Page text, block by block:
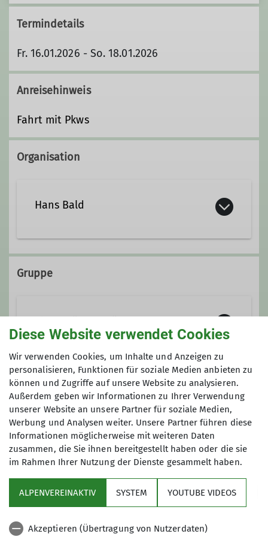
Termindetails
Fr. 16.01.2026 - So. 18.01.2026
Anreisehinweis
Fahrt mit Pkws
Organisation
Hans Bald
BaldHF@web.de
Wanderleiter*in
Gruppe
Flotte Fürther Füße
DieFlottenFürtherFüße.
Unsere DAV-Gruppe ist nun schon
über 10 Jahre alt und wir haben mehr
als 100 Mitglieder. Wir sind die Flotten
Fürther Füße, weil wir Kondition für
20-30 km in flottem Tempo, außerdem
gute Laune sowie Schuhe rund um
Kleidung haben und aus Fürth
kommen - die meisten zumindest.
Heimat- und Bergwanderungen von
Anmeldung
bei Tourenleiterin
Sektion
Programm
Diese Website verwendet Cookies
Wir verwenden Cookies, um Inhalte und Anzeigen zu
personalisieren, Funktionen für soziale Medien anbieten zu
können und Zugriffe auf unsere Website zu analysieren.
Außerdem geben wir Informationen zu Ihrer Verwendung
unserer Website an unsere Partner für soziale Medien,
Werbung und Analysen weiter. Unsere Partner führen diese
Informationen möglicherweise mit weiteren Daten
zusammen, die Sie ihnen bereitgestellt haben oder die sie
im Rahmen Ihrer Nutzung der Dienste gesammelt haben.
ALPENVEREINAKTIV SYSTEM YOUTUBE VIDEOS
Akzeptieren (Übertragung von Nutzerdaten)